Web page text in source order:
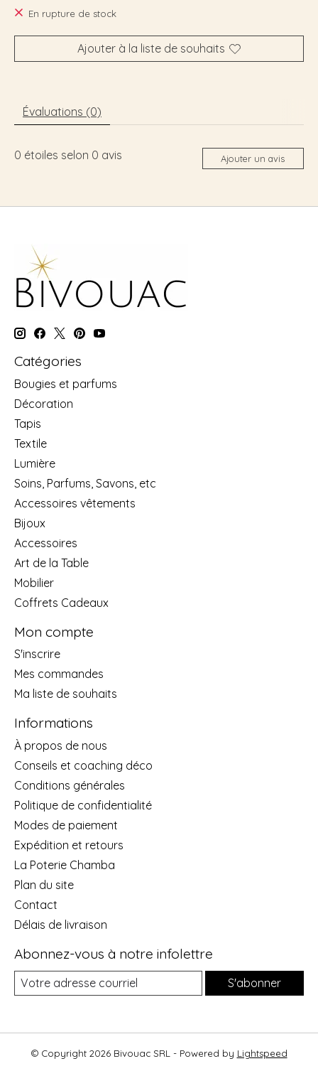
En rupture de stock
Ajouter à la liste de souhaits
Évaluations (0)
0 étoiles selon 0 avis Ajouter un avis
Catégories
Bougies et parfums
Décoration
Tapis
Textile
Lumière
Soins, Parfums, Savons, etc
Accessoires vêtements
Bijoux
Accessoires
Art de la Table
Mobilier
Coffrets Cadeaux
Mon compte
S'inscrire
Mes commandes
Ma liste de souhaits
Informations
À propos de nous
Conseils et coaching déco
Conditions générales
Politique de confidentialité
Modes de paiement
Expédition et retours
La Poterie Chamba
Plan du site
Contact
Délais de livraison
Abonnez-vous à notre infolettre
S'abonner
© Copyright 2026 Bivouac SRL - Powered by Lightspeed